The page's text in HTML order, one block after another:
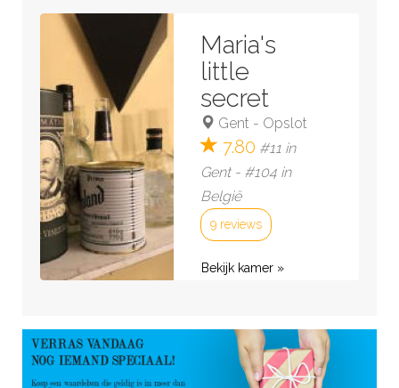
Maria's
little
secret
Gent - Opslot
7.80 #11 in
Gent - #104 in
België
9 reviews
Bekijk kamer »